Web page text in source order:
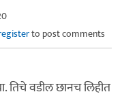
to post comments
तिचे वडील छानच लिहीत